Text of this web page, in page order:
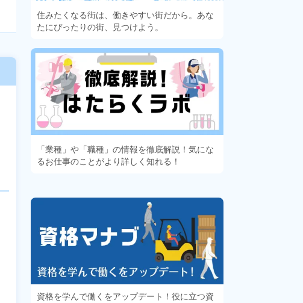
住みたくなる街は、働きやすい街だから。あな
たにぴったりの街、見つけよう。
「業種」や「職種」の情報を徹底解説！気にな
るお仕事のことがより詳しく知れる！
資格を学んで働くをアップデート！役に立つ資